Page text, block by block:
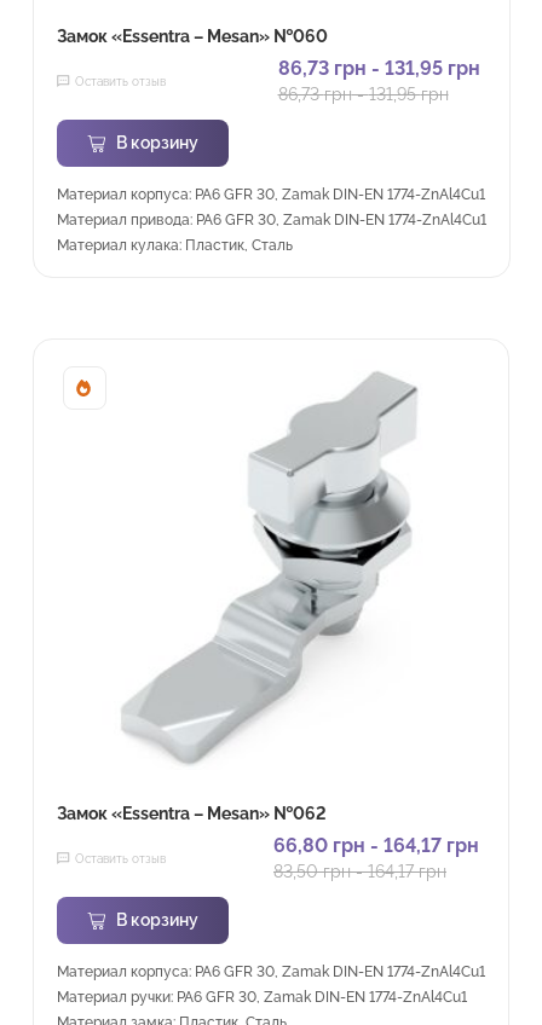
Замок «Essentra – Mesan» №060
Оставить отзыв
86,73 грн - 131,95 грн
86,73грн-131,95грн
В корзину
Материал корпуса: PA6 GFR 30, Zamak DIN-EN 1774-ZnAl4Cu1
Материал привода: PA6 GFR 30, Zamak DIN-EN 1774-ZnAl4Cu1
Материал кулака: Пластик, Сталь
Sale!
Замок «Essentra – Mesan» №062
Оставить отзыв
66,80 грн - 164,17 грн
83,50грн-164,17грн
В корзину
Материал корпуса: PA6 GFR 30, Zamak DIN-EN 1774-ZnAl4Cu1
Материал ручки: PA6 GFR 30, Zamak DIN-EN 1774-ZnAl4Cu1